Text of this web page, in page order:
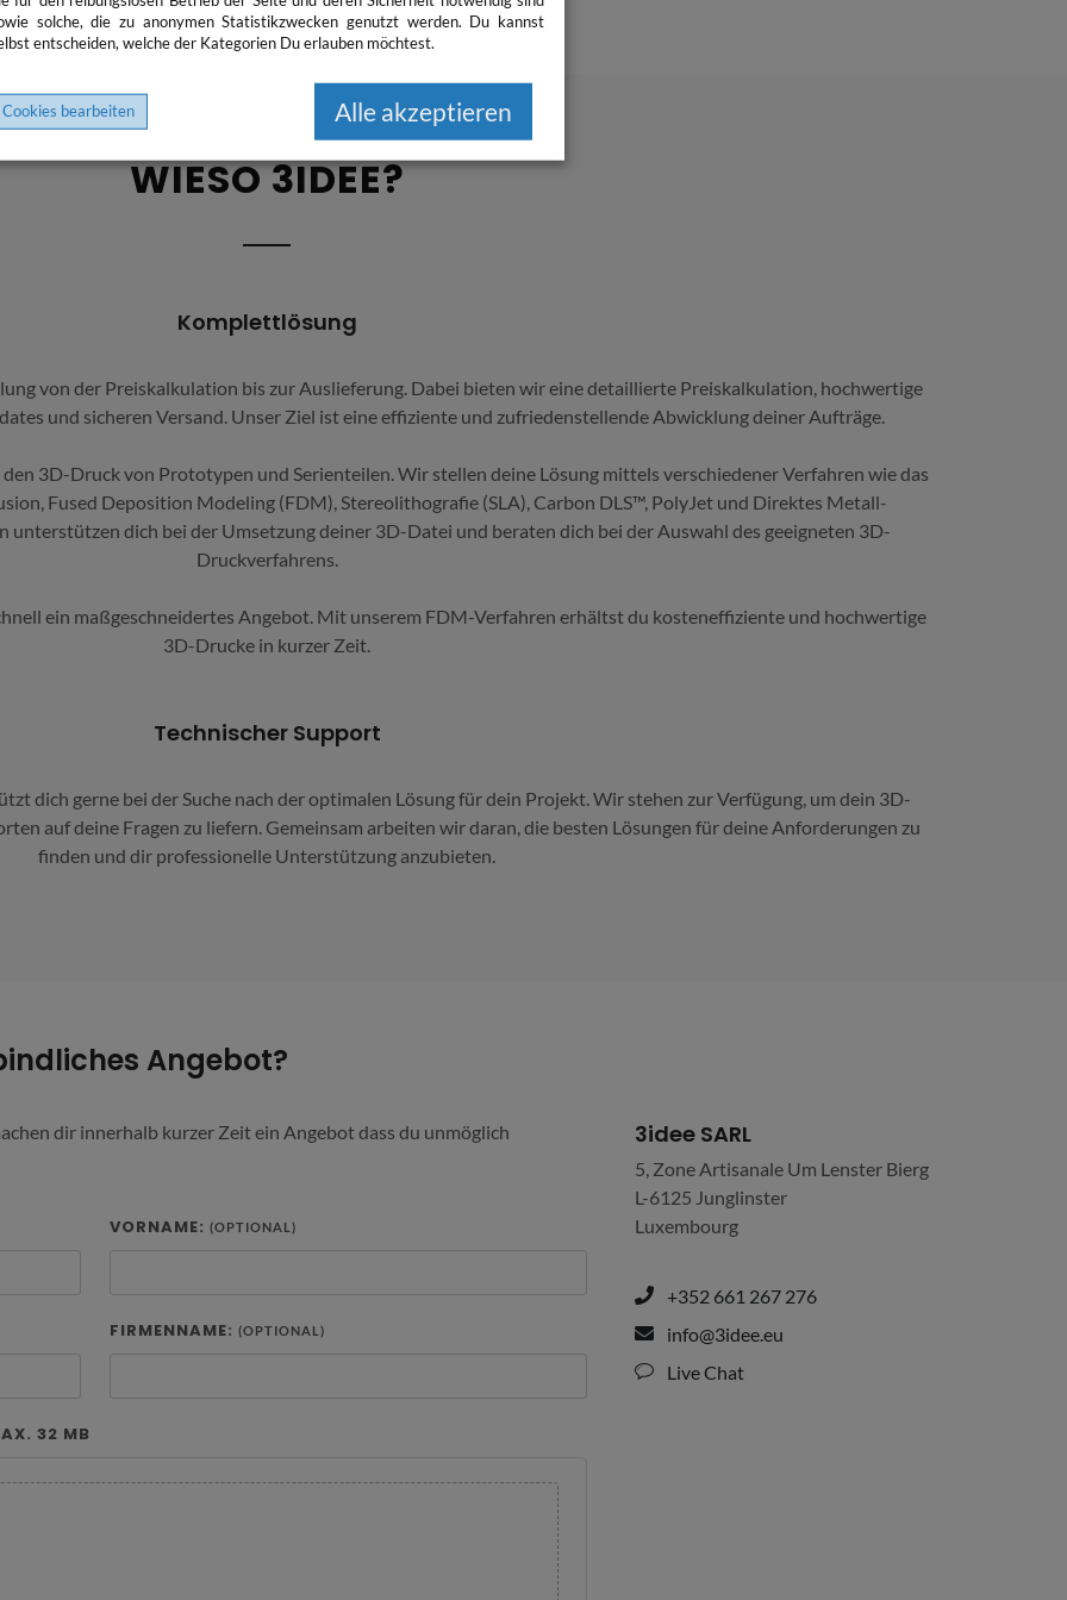
WIESO 3IDEE?
Komplettlösung
von der Preiskalkulation bis zur Auslieferung. Dabei bieten wir eine detaillierte Preiskalkulation, hochwertige
und sicheren Versand. Unser Ziel ist eine effiziente und zufriedenstellende Abwicklung deiner Aufträge.
3D-Druck von Prototypen und Serienteilen. Wir stellen deine Lösung mittels verschiedener Verfahren wie das
Fused Deposition Modeling (FDM), Stereolithografie (SLA), Carbon DLS™, PolyJet und Direktes Metall-
unterstützen dich bei der Umsetzung deiner 3D-Datei und beraten dich bei der Auswahl des geeigneten 3D-
Druckverfahrens.
ein maßgeschneidertes Angebot. Mit unserem FDM-Verfahren erhältst du kosteneffiziente und hochwertige
3D-Drucke in kurzer Zeit.
Technischer Support
dich gerne bei der Suche nach der optimalen Lösung für dein Projekt. Wir stehen zur Verfügung, um dein 3D-
auf deine Fragen zu liefern. Gemeinsam arbeiten wir daran, die besten Lösungen für deine Anforderungen zu
finden und dir professionelle Unterstützung anzubieten.
Angebot?
dir innerhalb kurzer Zeit ein Angebot dass du unmöglich
VORNAME: (OPTIONAL)
FIRMENNAME: (OPTIONAL)
32 MB
3idee SARL
5, Zone Artisanale Um Lenster Bierg
L-6125 Junglinster
Luxembourg
+352 661 267 276
info@3idee.eu
Live Chat
solche, die zu anonymen Statistikzwecken genutzt werden. Du kannst
entscheiden, welche der Kategorien Du erlauben möchtest.
Cookies bearbeiten Alle akzeptieren